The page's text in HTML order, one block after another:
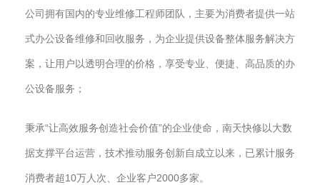
公司拥有国内的专业维修工程师团队，主要为消费者提供一站
式办公设备维修和回收服务，为企业提供设备整体服务解决方
案，让用户以透明合理的价格，享受专业、便捷、高品质的办
公设备服务；
秉承“让高效服务创造社会价值”的企业使命，南天快修以大数
据支撑平台运营，技术推动服务创新自成立以来，已累计服务
消费者超10万人次、企业客户2000多家。